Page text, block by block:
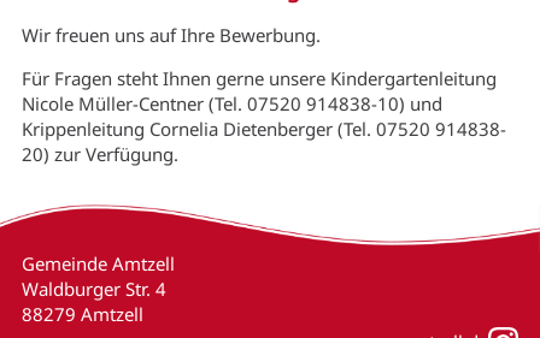
Wir freuen uns auf Ihre Bewerbung.
Für Fragen steht Ihnen gerne unsere Kindergartenleitung
Nicole Müller-Centner (Tel. 07520 914838-10) und
Krippenleitung Cornelia Dietenberger (Tel. 07520 914838-
20) zur Verfügung.
Gemeinde Amtzell
Waldburger Str. 4
88279 Amtzell